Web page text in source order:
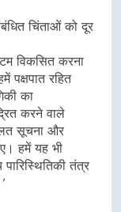
चिंताओं को दूर
विकसित करना
पक्षपात रहित
का
करने वाले
सूचना और
हमें यह भी
पारिस्थितिकी तंत्र